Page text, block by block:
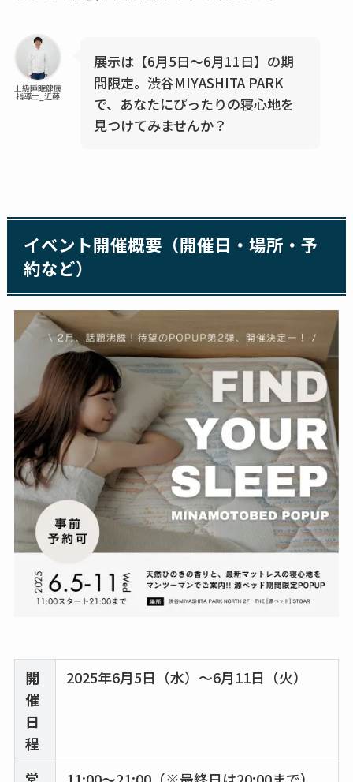
上級睡眠健康
指導士_近藤
展示は【6月5日〜6月11日】の期
間限定。渋谷MIYASHITA PARK
で、あなたにぴったりの寝心地を
見つけてみませんか？
イベント開催概要（開催日・場所・予
約など）
開
催
日
程
2025年6月5日（水）〜6月11日（火）